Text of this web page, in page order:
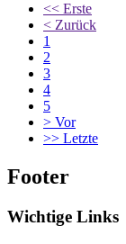
<< Erste
< Zurück
1
2
3
4
5
> Vor
>> Letzte
Footer
Wichtige Links